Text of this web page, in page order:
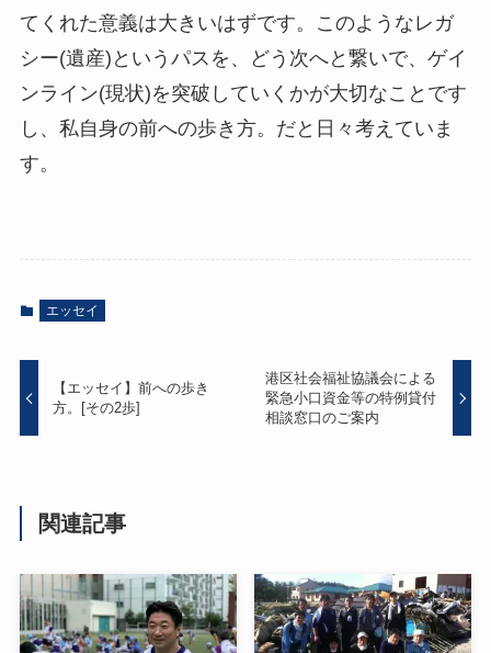
てくれた意義は大きいはずです。このようなレガ
シー(遺産)というパスを、どう次へと繋いで、ゲイ
ンライン(現状)を突破していくかが大切なことです
し、私自身の前への歩き方。だと日々考えていま
す。
エッセイ
【エッセイ】前への歩き
方。[その2歩]
港区社会福祉協議会による
緊急小口資金等の特例貸付
相談窓口のご案内
関連記事